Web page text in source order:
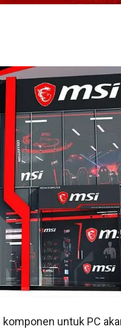
untuk PC